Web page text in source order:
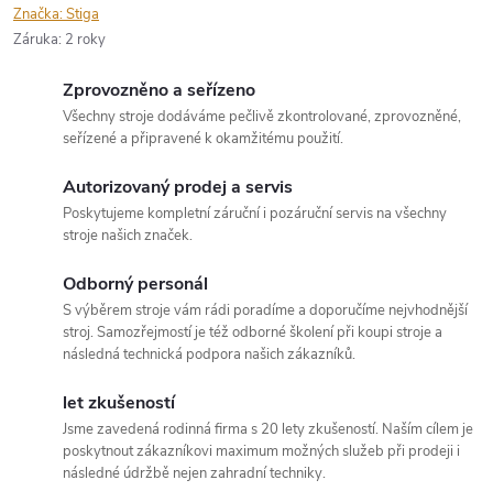
Značka:Stiga
Záruka: 2 roky
Zprovozněno a seřízeno
Všechny stroje dodáváme pečlivě zkontrolované, zprovozněné,
seřízené a připravené k okamžitému použití.
Autorizovaný prodej a servis
Poskytujeme kompletní záruční i pozáruční servis na všechny
stroje našich značek.
Odborný personál
S výběrem stroje vám rádi poradíme a doporučíme nejvhodnější
stroj. Samozřejmostí je též odborné školení při koupi stroje a
následná technická podpora našich zákazníků.
let zkušeností
Jsme zavedená rodinná firma s 20 lety zkušeností. Naším cílem je
poskytnout zákazníkovi maximum možných služeb při prodeji i
následné údržbě nejen zahradní techniky.